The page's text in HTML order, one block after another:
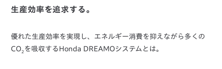
生産効率を追求する。
優れた生産効率を実現し、エネルギー消費を抑えながら多くの
CO2 を吸収するHonda DREAMOシステムとは。